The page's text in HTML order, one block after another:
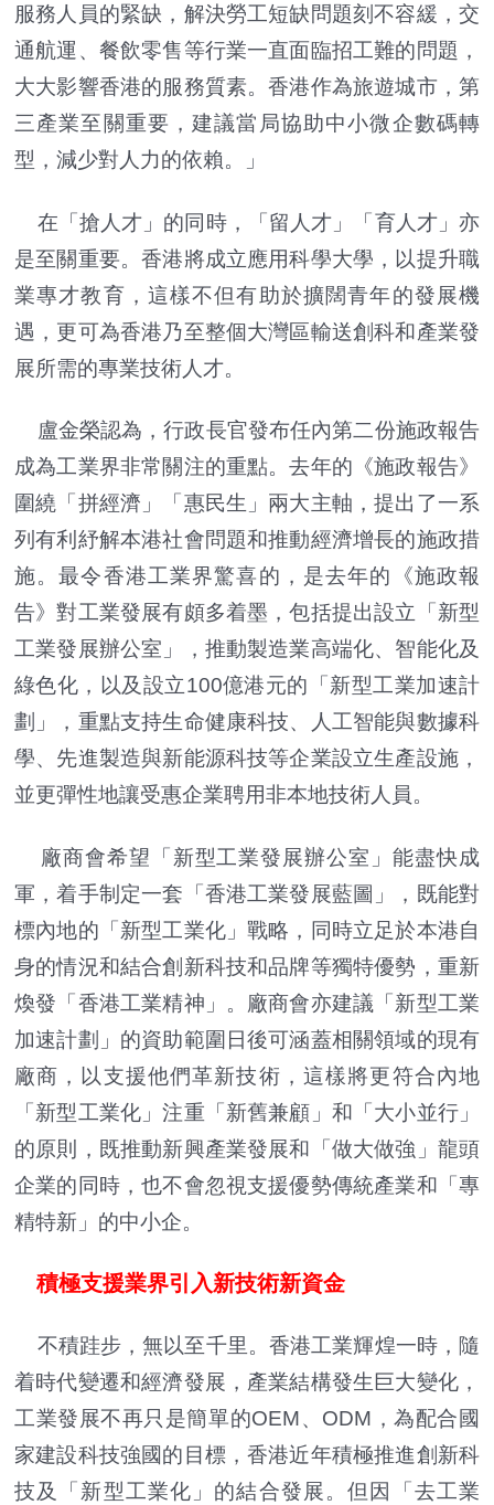
服務人員的緊缺，解決勞工短缺問題刻不容緩，交
通航運、餐飲零售等行業一直面臨招工難的問題，
大大影響香港的服務質素。香港作為旅遊城市，第
三產業至關重要，建議當局協助中小微企數碼轉
型，減少對人力的依賴。」
在「搶人才」的同時，「留人才」「育人才」亦
是至關重要。香港將成立應用科學大學，以提升職
業專才教育，這樣不但有助於擴闊青年的發展機
遇，更可為香港乃至整個大灣區輸送創科和產業發
展所需的專業技術人才。
盧金榮認為，行政長官發布任內第二份施政報告
成為工業界非常關注的重點。去年的《施政報告》
圍繞「拼經濟」「惠民生」兩大主軸，提出了一系
列有利紓解本港社會問題和推動經濟增長的施政措
施。最令香港工業界驚喜的，是去年的《施政報
告》對工業發展有頗多着墨，包括提出設立「新型
工業發展辦公室」，推動製造業高端化、智能化及
綠色化，以及設立100億港元的「新型工業加速計
劃」，重點支持生命健康科技、人工智能與數據科
學、先進製造與新能源科技等企業設立生產設施，
並更彈性地讓受惠企業聘用非本地技術人員。
廠商會希望「新型工業發展辦公室」能盡快成
軍，着手制定一套「香港工業發展藍圖」，既能對
標內地的「新型工業化」戰略，同時立足於本港自
身的情況和結合創新科技和品牌等獨特優勢，重新
煥發「香港工業精神」。廠商會亦建議「新型工業
加速計劃」的資助範圍日後可涵蓋相關領域的現有
廠商，以支援他們革新技術，這樣將更符合內地
「新型工業化」注重「新舊兼顧」和「大小並行」
的原則，既推動新興產業發展和「做大做強」龍頭
企業的同時，也不會忽視支援優勢傳統產業和「專
精特新」的中小企。
積極支援業界引入新技術新資金
不積跬步，無以至千里。香港工業輝煌一時，隨
着時代變遷和經濟發展，產業結構發生巨大變化，
工業發展不再只是簡單的OEM、ODM，為配合國
家建設科技強國的目標，香港近年積極推進創新科
技及「新型工業化」的結合發展。但因「去工業